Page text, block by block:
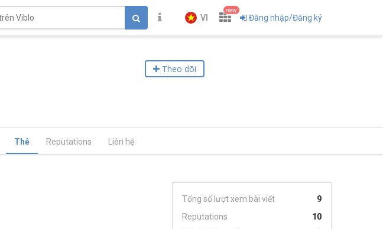
VI
new
Đăng nhập/Đăng ký
Theo dõi
Thẻ Reputations Liên hệ
Tổng số lượt xem bài viết
9
Reputations
10